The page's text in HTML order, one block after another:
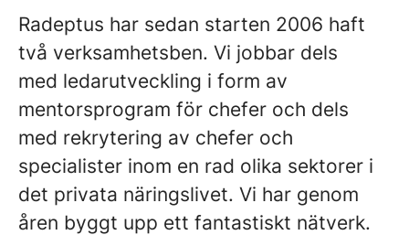
Radeptus har sedan starten 2006 haft
två verksamhetsben. Vi jobbar dels
med ledarutveckling i form av
mentorsprogram för chefer och dels
med rekrytering av chefer och
specialister inom en rad olika sektorer i
det privata näringslivet. Vi har genom
åren byggt upp ett fantastiskt nätverk.